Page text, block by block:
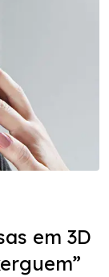
em 3D